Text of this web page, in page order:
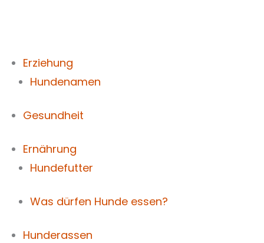
Erziehung
Hundenamen
Gesundheit
Ernährung
Hundefutter
Was dürfen Hunde essen?
Hunderassen